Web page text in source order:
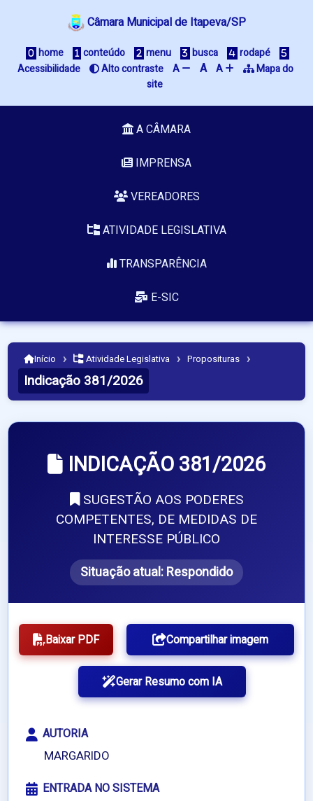
Câmara Municipal de Itapeva/SP
home conteúdo menu busca
rodapé
Acessibilidade
Alto contraste A A A
Mapa do
site
A CÂMARA
IMPRENSA
VEREADORES
ATIVIDADE LEGISLATIVA
TRANSPARÊNCIA
E-SIC
Início › Atividade Legislativa › Proposituras ›
Indicação 381/2026
INDICAÇÃO 381/2026
SUGESTÃO AOS PODERES
COMPETENTES, DE MEDIDAS DE
INTERESSE PÚBLICO
Situação atual:Respondido
Baixar PDF Compartilhar imagem
Gerar Resumo com IA
AUTORIA
MARGARIDO
ENTRADA NO SISTEMA